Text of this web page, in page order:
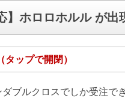
】ホロロホルル が
ップで開閉）
ブルクロスでしか受注で